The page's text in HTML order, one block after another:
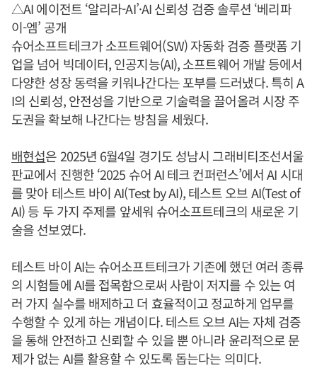
△AI 에이전트 ‘알리라-AI’·AI 신뢰성 검증 솔루션 ‘베리파
이-엠’ 공개
슈어소프트테크가 소프트웨어(SW) 자동화 검증 플랫폼 기
업을 넘어 빅데이터, 인공지능(AI), 소프트웨어 개발 등에서
다양한 성장 동력을 키워나간다는 포부를 드러냈다. 특히 A
I의 신뢰성, 안전성을 기반으로 기술력을 끌어올려 시장 주
도권을 확보해 나간다는 방침을 세웠다.
배현섭은 2025년 6월4일 경기도 성남시 그래비티조선서울
판교에서 진행한 ‘2025 슈어 AI 테크 컨퍼런스’에서 AI 시대
를 맞아 테스트 바이 AI(Test by AI), 테스트 오브 AI(Test of
AI) 등 두 가지 주제를 앞세워 슈어소프트테크의 새로운 기
술을 선보였다.
테스트 바이 AI는 슈어소프트테크가 기존에 했던 여러 종류
의 시험들에 AI를 접목함으로써 사람이 저지를 수 있는 여
러 가지 실수를 배제하고 더 효율적이고 정교하게 업무를
수행할 수 있게 하는 개념이다. 테스트 오브 AI는 자체 검증
을 통해 안전하고 신뢰할 수 있을 뿐 아니라 윤리적으로 문
제가 없는 AI를 활용할 수 있도록 돕는다는 의미다.